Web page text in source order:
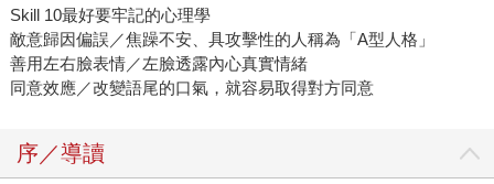
Skill 10最好要牢記的心理學
敵意歸因偏誤／焦躁不安、具攻擊性的人稱為「A型人格」
善用左右臉表情／左臉透露內心真實情緒
同意效應／改變語尾的口氣，就容易取得對方同意
序／導讀